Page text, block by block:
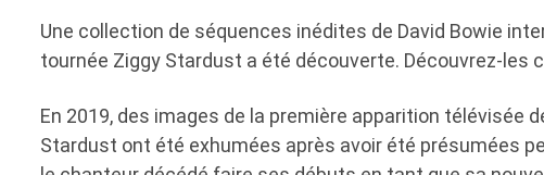
Une collection de séquences inédites de David Bowie
tournée Ziggy Stardust a été découverte. Découvrez-les
En 2019, des images de la première apparition télévisée
Stardust ont été exhumées après avoir été présumées